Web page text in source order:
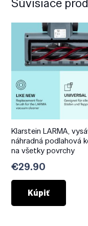
Klarstein LARMA,
náhradná podlahová
na všetky povrchy
€29.90
Kúpiť